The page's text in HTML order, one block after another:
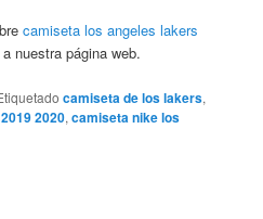
camiseta los angeles lakers
nuestra página web.
camiseta de los lakers,
2020,camiseta nike los